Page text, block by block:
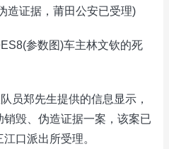
造证据，莆田公安已受理)
参数图)车主林文钦的死
员郑先生提供的信息显示，
毁、伪造证据一案，该案已
口派出所受理。